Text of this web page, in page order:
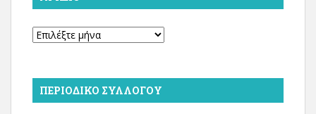
Αρχείο
ΠΕΡΙΟΔΙΚΌ ΣΥΛΛΌΓΟΥ